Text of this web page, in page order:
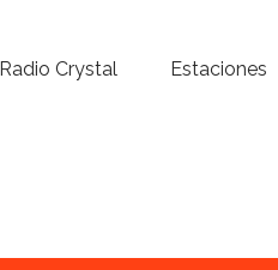
Crystal Estaciones